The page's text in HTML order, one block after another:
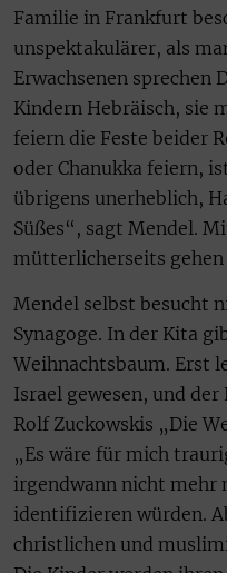
Familie in Frankfurt
unspektakulärer, als
Erwachsenen sprechen
Kindern Hebräisch, sie
feiern die Feste beider
oder Chanukka feiern,
übrigens unerheblich,
Süßes“, sagt Mendel.
mütterlicherseits gehen
Mendel selbst besucht
Synagoge. In der Kita
Weihnachtsbaum. Erst
Israel gewesen, und
Rolf Zuckowskis „Die
„Es wäre für mich
irgendwann nicht mehr
identifizieren würden.
christlichen und